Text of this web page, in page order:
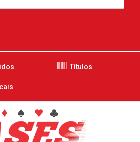
Títulos